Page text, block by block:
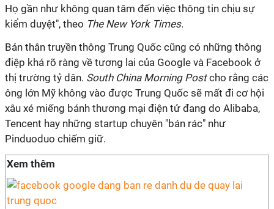
Họ gần như không quan tâm đến việc thông tin chịu sự
kiểm duyệt", theo The New York Times.
Bản thân truyền thông Trung Quốc cũng có những thông
điệp khá rõ ràng về tương lai của Google và Facebook ở
thị trường tỷ dân. South China Morning Postcho rằng các
ông lớn Mỹ không vào được Trung Quốc sẽ mất đi cơ hội
xâu xé miếng bánh thương mại điện tử đang do Alibaba,
Tencent hay những startup chuyên "bán rác" như
Pinduoduo chiếm giữ.
Xem thêm